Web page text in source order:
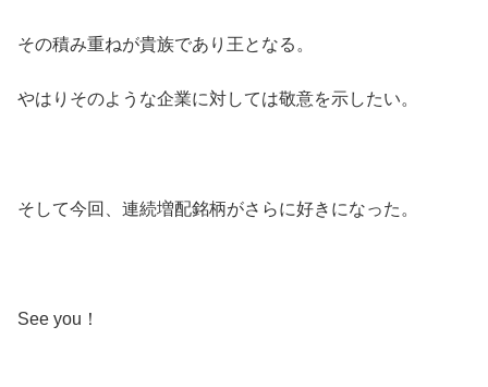
その積み重ねが貴族であり王となる。
やはりそのような企業に対しては敬意を示したい。
そして今回、連続増配銘柄がさらに好きになった。
See you！